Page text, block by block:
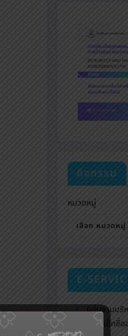
กิจกรรม
หมวดหมู่
E-
กลุ่มงานบริ
ระบบเช็ค